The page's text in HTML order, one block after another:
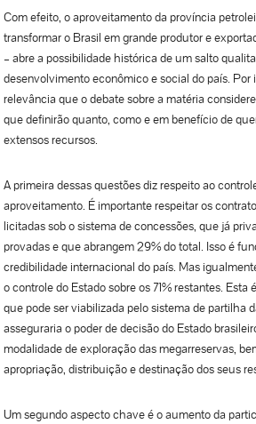
Com efeito, o aproveitamento da província
transformar o Brasil em grande produtor e
– abre a possibilidade histórica de um salto
desenvolvimento econômico e social do país. Por
relevância que o debate sobre a matéria
que definirão quanto, como e em benefício de
extensos recursos.
A primeira dessas questões diz respeito ao
aproveitamento. É importante respeitar os
licitadas sob o sistema de concessões, que já
provadas e que abrangem 29% do total. Isso é
credibilidade internacional do país. Mas
o controle do Estado sobre os 71% restantes.
que pode ser viabilizada pelo sistema de partilha
asseguraria o poder de decisão do Estado
modalidade de exploração das megarreservas,
apropriação, distribuição e destinação dos seus
Um segundo aspecto chave é o aumento da